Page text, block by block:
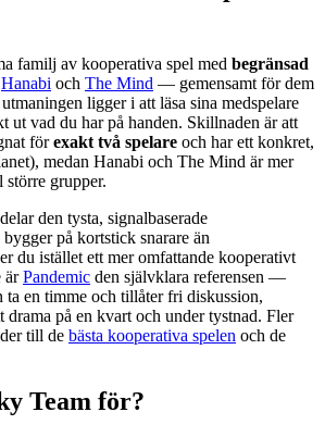
familj av kooperativa spel med begränsad
Hanabi och The Mind — gemensamt för dem
ligger i att läsa sina medspelare
ut vad du har på handen. Skillnaden är att
förexakt två spelare och har ett konkret,
medan Hanabi och The Mind är mer
större grupper.
delar den tysta, signalbaserade
på kortstick snarare än
du istället ett mer omfattande kooperativt
ärPandemic den självklara referensen —
ta en timme och tillåter fri diskussion,
drama på en kvart och under tystnad. Fler
till de bästa kooperativa spelen och de
Team för?